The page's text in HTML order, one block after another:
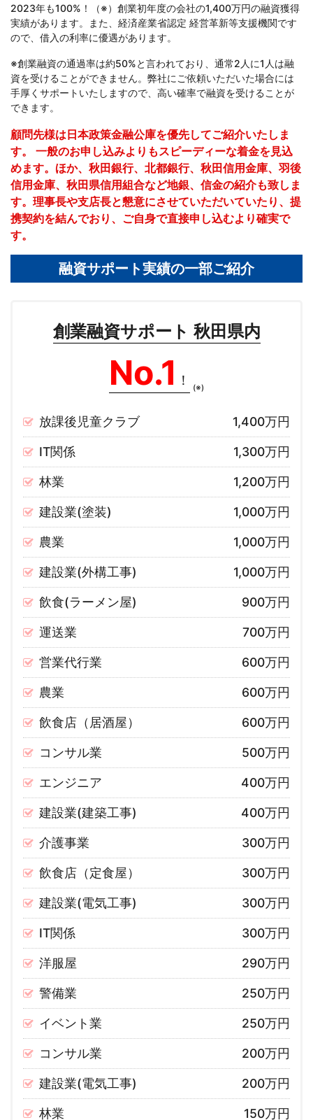
2023年も100%！（※）創業初年度の会社の1,400万円の融資獲得
実績があります。また、経済産業省認定 経営革新等支援機関です
ので、借入の利率に優遇があります。
※創業融資の通過率は約50%と言われており、通常2人に1人は融
資を受けることができません。弊社にご依頼いただいた場合には
手厚くサポートいたしますので、高い確率で融資を受けることが
できます。
顧問先様は日本政策金融公庫を優先してご紹介いたしま
す。 一般のお申し込みよりもスピーディーな着金を見込
めます。ほか、秋田銀行、北都銀行、秋田信用金庫、羽後
信用金庫、秋田県信用組合など地銀、信金の紹介も致しま
す。理事長や支店長と懇意にさせていただいていたり、提
携契約を結んでおり、ご自身で直接申し込むより確実で
す。
融資サポート実績の一部ご紹介
創業融資サポート 秋田県内
No.1 ！ (※)
放課後児童クラブ 1,400万円
IT関係 1,300万円
林業 1,200万円
建設業(塗装) 1,000万円
農業 1,000万円
建設業(外構工事) 1,000万円
飲食(ラーメン屋) 900万円
運送業 700万円
営業代行業 600万円
農業 600万円
飲食店（居酒屋） 600万円
コンサル業 500万円
エンジニア 400万円
建設業(建築工事) 400万円
介護事業 300万円
飲食店（定食屋） 300万円
建設業(電気工事) 300万円
IT関係 300万円
洋服屋 290万円
警備業 250万円
イベント業 250万円
コンサル業 200万円
建設業(電気工事) 200万円
林業 150万円